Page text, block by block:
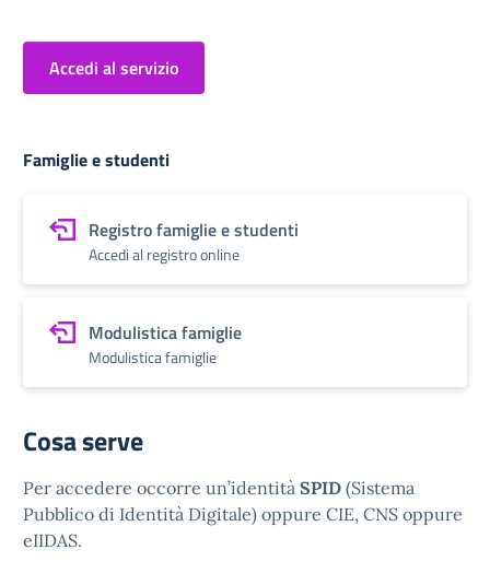
Accedi al servizio
Famiglie e studenti
Registro famiglie e studenti
Accedi al registro online
Modulistica famiglie
Modulistica famiglie
Cosa serve
Per accedere occorre un’identità SPID (Sistema
Pubblico di Identità Digitale) oppure CIE, CNS oppure
eIIDAS.